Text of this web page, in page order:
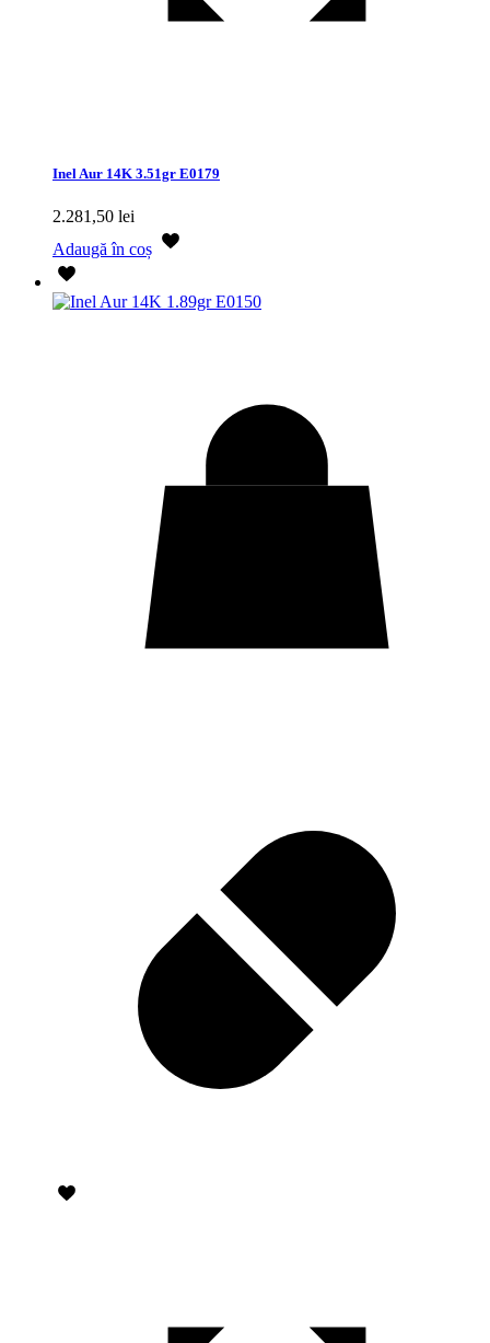
Inel Aur 14K 3.51gr E0179
2.281,50 lei
Adaugă în coș